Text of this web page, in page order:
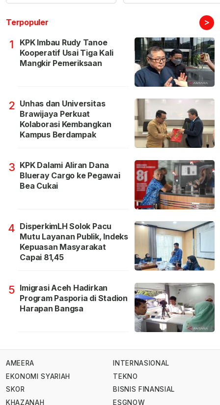
Terpopuler >
1
KPK Imbau Rudy Tanoe
Kooperatif Usai Tiga Kali
Mangkir Pemeriksaan
2 Unhas dan Universitas
Brawijaya Perkuat
Kolaborasi Kembangkan
Kampus Berdampak
3 KPK Dalami Aliran Dana
Blueray Cargo ke Pegawai
Bea Cukai
4 DisperkimLH Solok Pacu
Mutu Layanan Publik, Indeks
Kepuasan Masyarakat
Capai 81,45
5 Imigrasi Aceh Hadirkan
Program Pasporia di Stadion
Harapan Bangsa
AMEERA
EKONOMI SYARIAH
SKOR
KHAZANAH
INTERNASIONAL
TEKNO
BISNIS FINANSIAL
ESGNOW